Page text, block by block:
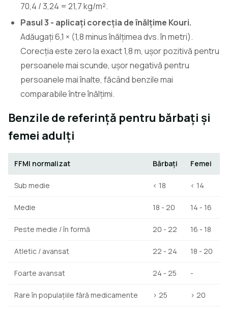
70,4 / 3,24 = 21,7 kg/m².
Pasul 3 - aplicați corecția de înălțime Kouri.
Adăugați 6,1 × (1,8 minus înălțimea dvs. în metri).
Corecția este zero la exact 1,8 m, ușor pozitivă pentru
persoanele mai scunde, ușor negativă pentru
persoanele mai înalte, făcând benzile mai
comparabile între înălțimi.
Benzile de referință pentru bărbați și
femei adulți
FFMI normalizat Bărbați Femei
Sub medie < 18 < 14
Medie 18 - 20 14 - 16
Peste medie / în formă 20 - 22 16 - 18
Atletic / avansat 22 - 24 18 - 20
Foarte avansat 24 - 25 -
Rare în populațiile fără medicamente > 25 > 20